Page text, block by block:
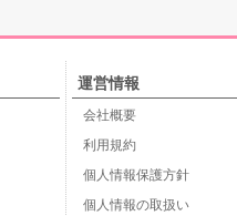
運営情報
会社概要
利用規約
個人情報保護方針
個人情報の取扱い